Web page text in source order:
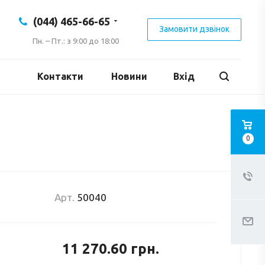
(044) 465-66-65
Пн. – Пт.: з 9:00 до 18:00
Замовити дзвінок
Вхід
Контакти Новини
Арт. 50040
11 270.60 грн.
0